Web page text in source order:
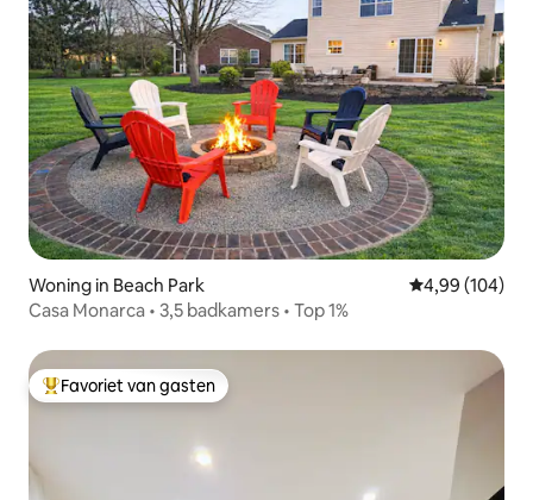
Woning in Beach Park Gemiddelde
4,99 (104)
Casa Monarca • 3,5 badkamers • Top 1%
Topfavoriet van gasten
Favoriet van gasten